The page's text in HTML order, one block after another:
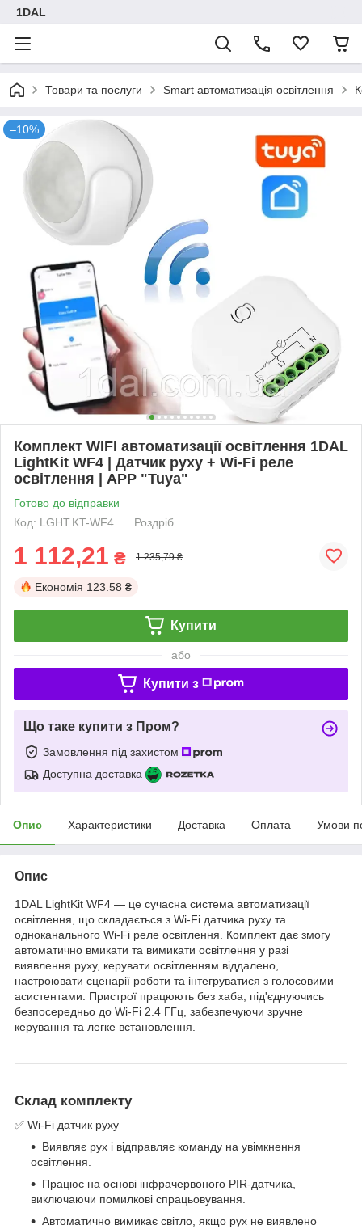
1DAL
Товари та послуги Smart автоматизація освітлення
–10%
Комплект WIFI автоматизації освітлення 1DAL
LightKit WF4 | Датчик руху + Wi-Fi реле
освітлення | APP "Tuya"
Готово до відправки
Код: LGHT.KT-WF4
Роздріб
1 112,21 ₴ 1 235,79 ₴
Економія 123.58 ₴
Купити
або
Купити з
Що таке купити з Пром?
Замовлення під захистом
Доступна доставка
Опис Характеристики Доставка Оплата Умови
Опис
1DAL LightKit WF4 — це сучасна система автоматизації
освітлення, що складається з Wi-Fi датчика руху та
одноканального Wi-Fi реле освітлення. Комплект дає змогу
автоматично вмикати та вимикати освітлення у разі
виявлення руху, керувати освітленням віддалено,
настроювати сценарії роботи та інтегруватися з голосовими
асистентами. Пристрої працюють без хаба, під'єднуючись
безпосередньо до Wi-Fi 2.4 ГГц, забезпечуючи зручне
керування та легке встановлення.
Склад комплекту
✅ Wi-Fi датчик руху
Виявляє рух і відправляє команду на увімкнення
освітлення.
Працює на основі інфрачервоного PIR-датчика,
виключаючи помилкові спрацьовування.
Автоматично вимикає світло, якщо рух не виявлено